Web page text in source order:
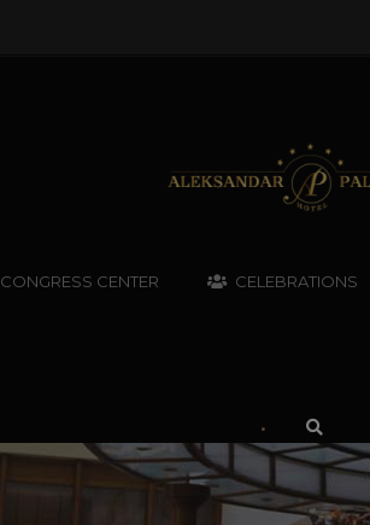
CONGRESS CENTER CELEBRATIONS
•